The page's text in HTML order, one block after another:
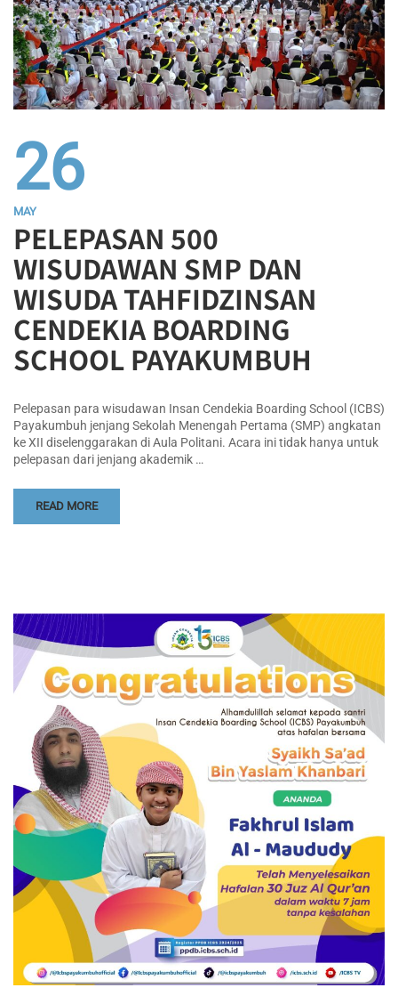
26
MAY
PELEPASAN 500
WISUDAWAN SMP DAN
WISUDA TAHFIDZINSAN
CENDEKIA BOARDING
SCHOOL PAYAKUMBUH
Pelepasan para wisudawan Insan Cendekia Boarding School (ICBS)
Payakumbuh jenjang Sekolah Menengah Pertama (SMP) angkatan
ke XII diselenggarakan di Aula Politani. Acara ini tidak hanya untuk
pelepasan dari jenjang akademik …
READ MORE